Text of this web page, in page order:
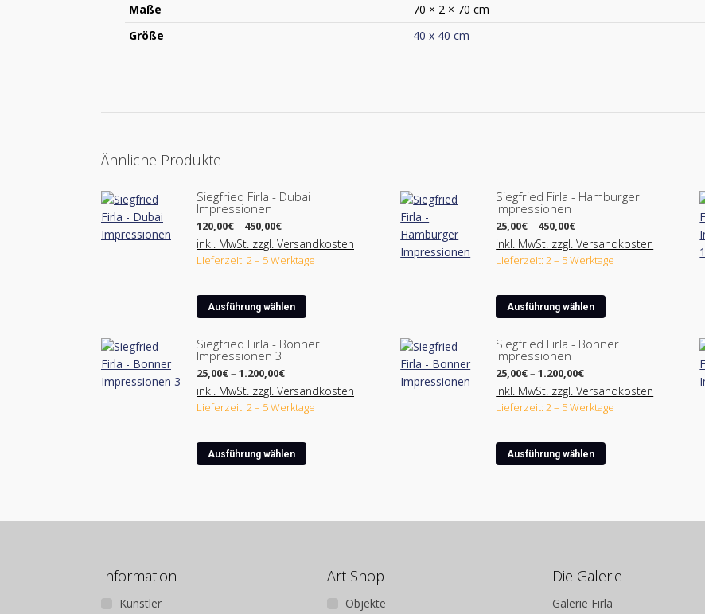
Maße
70 × 2 × 70 cm
Größe
40 x 40 cm
Ähnliche Produkte
Siegfried Firla - Dubai
Impressionen
120,00€– 450,00€Preisspanne:
120,00€
bis
450,00€
inkl. MwSt. zzgl. Versandkosten
Lieferzeit: 2 – 5 Werktage
Ausführung wählen
Dieses
Produkt
auf.
Die
können
auf
Siegfried Firla - Hamburger
Impressionen
25,00€– 450,00€Preisspanne:
25,00€
bis
450,00€
inkl. MwSt. zzgl. Versandkosten
Lieferzeit: 2 – 5 Werktage
Ausführung wählen
Dieses
Produkt
auf.
Die
können
auf
Siegfried Firla - Bonner
Impressionen 3
25,00€– 1.200,00€Preisspanne:
25,00€
bis
1.200,00€
inkl. MwSt. zzgl. Versandkosten
Lieferzeit: 2 – 5 Werktage
Ausführung wählen
Dieses
Produkt
Varianten
Optionen
Siegfried Firla - Bonner
Impressionen
25,00€–1.200,00€Preisspanne:
25,00€
bis
1.200,00€
inkl. MwSt. zzgl. Versandkosten
Lieferzeit: 2 – 5 Werktage
Ausführung wählen
Dieses
Produkt
Varianten
Optionen
auf
Information
Künstler
Art Shop
Objekte
Die Galerie
Galerie Firla